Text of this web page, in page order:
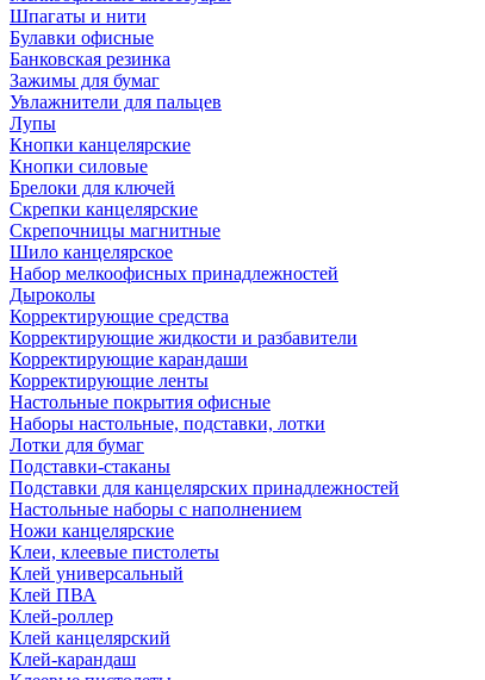
Шпагаты и нити
Булавки офисные
Банковская резинка
Зажимы для бумаг
Увлажнители для пальцев
Лупы
Кнопки канцелярские
Кнопки силовые
Брелоки для ключей
Скрепки канцелярские
Скрепочницы магнитные
Шило канцелярское
Набор мелкоофисных принадлежностей
Дыроколы
Корректирующие средства
Корректирующие жидкости и разбавители
Корректирующие карандаши
Корректирующие ленты
Настольные покрытия офисные
Наборы настольные, подставки, лотки
Лотки для бумаг
Подставки-стаканы
Подставки для канцелярских принадлежностей
Настольные наборы с наполнением
Ножи канцелярские
Клеи, клеевые пистолеты
Клей универсальный
Клей ПВА
Клей-роллер
Клей канцелярский
Клей-карандаш